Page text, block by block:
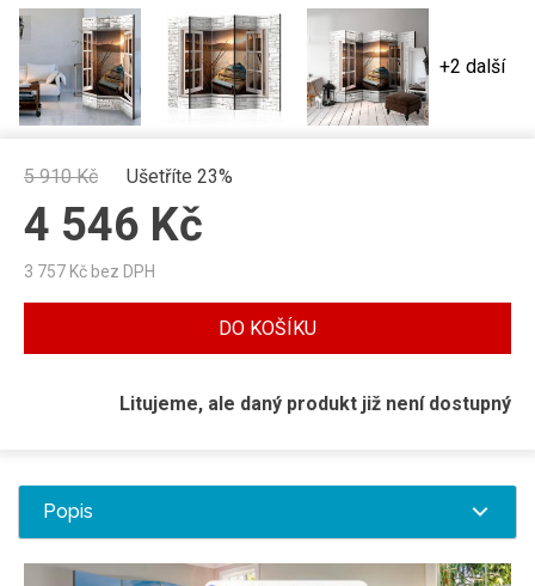
+2 další
5 910Kč Ušetříte 23%
4 546 Kč
3 757 Kč bez DPH
DO KOŠÍKU
Litujeme, ale daný produkt již není dostupný
Popis